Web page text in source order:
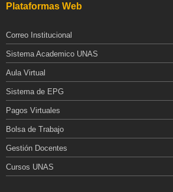
Plataformas Web
Correo Institucional
Sistema Academico UNAS
Aula Virtual
Sistema de EPG
Pagos Virtuales
Bolsa de Trabajo
Gestión Docentes
Cursos UNAS